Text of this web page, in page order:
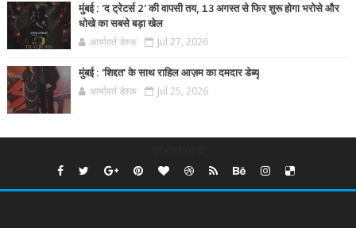
मुंबई : 'द ट्रेटर्स 2' की वापसी तय, 13 अगस्त से फिर शुरू होगा भरोसे और
धोखे का सबसे बड़ा खेल
आर्यावर्त डेस्क Jul 27, 2026
मुंबई : 'शिद्दत' के साथ राहिल आज़म का दमदार डेब्यू
आर्यावर्त डेस्क Jul 25, 2026